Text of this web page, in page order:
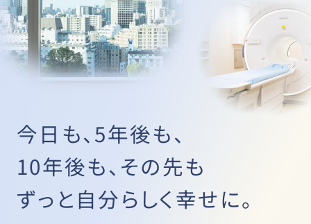
今日も、5年後も、
10年後も、その先も
ずっと自分らしく幸せに。